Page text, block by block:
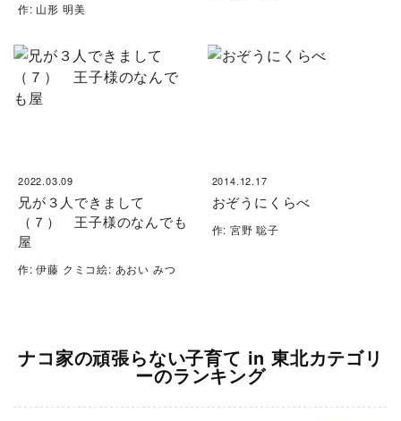
作: 山形 明美
2022.03.09
兄が３人できまして
（７） 王子様のなんでも
屋
作: 伊藤 クミコ絵: あおい みつ
2014.12.17
おぞうにくらべ
作: 宮野 聡子
ナコ家の頑張らない子育て in 東北カテゴリ
ーのランキング